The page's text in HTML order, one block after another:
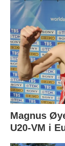
Magnus
U20-VM i